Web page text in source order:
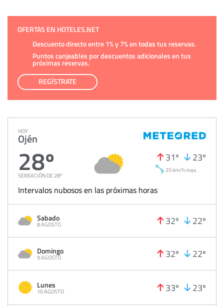
OFERTAS EN HOTELES.NET
Descuento directo entre 1% y 7% en todas tus reservas.
Puntos canjeables por descuentos adicionales en tus
próximas reservas.
REGÍSTRATE
HOY
Ojén
28º
SENSACIÓN DE 28º
31º 23º
25 km/h max.
Intervalos nubosos en las próximas horas
Sabado
8 AGOSTO 32º 22º
Domingo
9 AGOSTO 32º 22º
Lunes
10 AGOSTO 33º 23º